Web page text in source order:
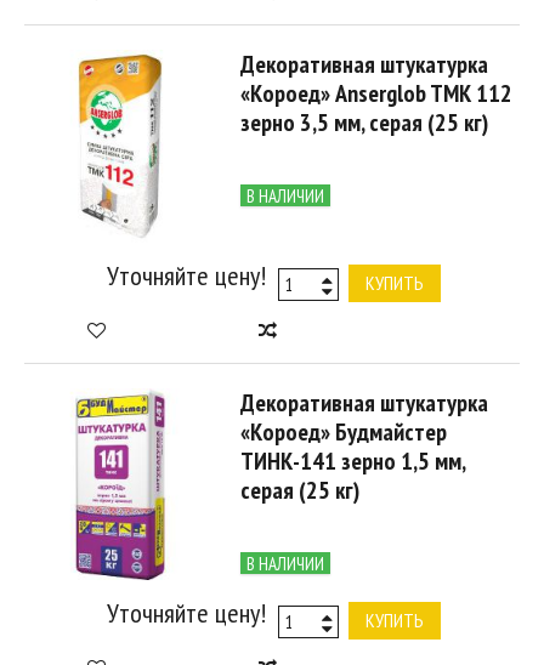
Декоративная штукатурка
«Короед» Anserglob TMK 112
зерно 3,5 мм, серая (25 кг)
В НАЛИЧИИ
Уточняйте цену! КУПИТЬ
Декоративная штукатурка
«Короед» Будмайстер
ТИНК-141 зерно 1,5 мм,
серая (25 кг)
В НАЛИЧИИ
Уточняйте цену! КУПИТЬ